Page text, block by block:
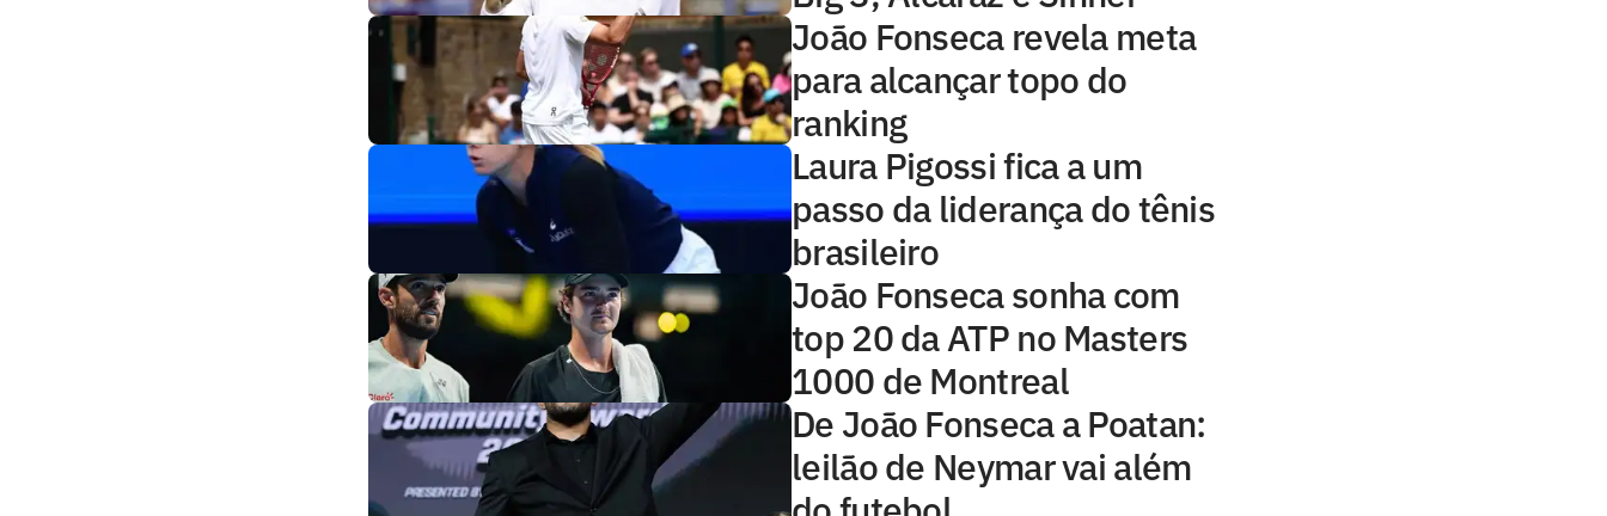
João Fonseca revela meta
para alcançar topo do
ranking
Laura Pigossi fica a um
passo da liderança do tênis
brasileiro
João Fonseca sonha com
top 20 da ATP no Masters
1000 de Montreal
De João Fonseca a Poatan:
leilão de Neymar vai além